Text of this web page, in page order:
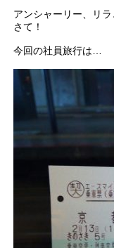
アンシャーリー、リラ
さて！
今回の社員旅行は…